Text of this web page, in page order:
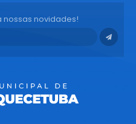
nossas novidades!